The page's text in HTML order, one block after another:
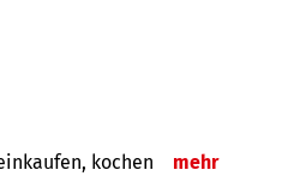
kochen mehr